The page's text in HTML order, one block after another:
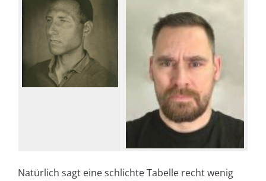
Natürlich sagt eine schlichte Tabelle recht wenig